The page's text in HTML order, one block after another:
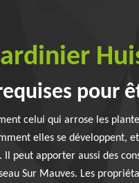
pour
celui qui arrose les
elles se développent,
peut apporter aussi des
Sur Mauves. Les